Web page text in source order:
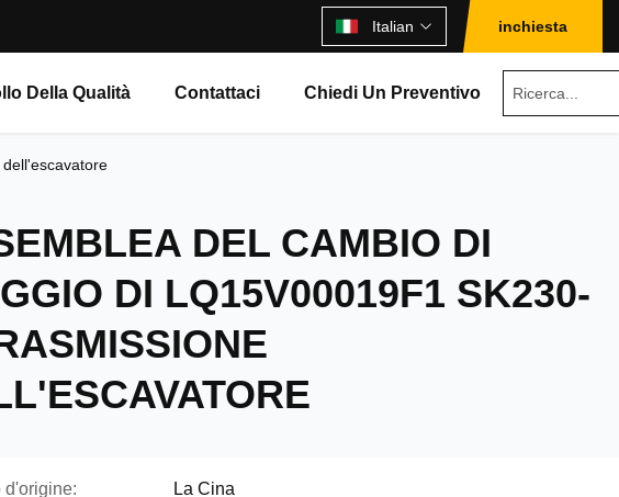
Italian inchiesta
Della Qualità Contattaci Chiedi Un Preventivo
DEL CAMBIO DI
DI LQ15V00019F1 SK230-
d'origine: La Cina